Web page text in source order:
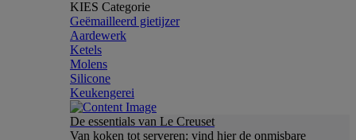
KIES Categorie
Geëmailleerd gietijzer
Aardewerk
Ketels
Molens
Silicone
Keukengerei
De essentials van Le Creuset
Van koken tot serveren: vind hier de onmisbare